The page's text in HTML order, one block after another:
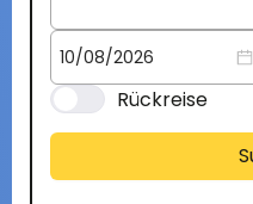
Rückreise